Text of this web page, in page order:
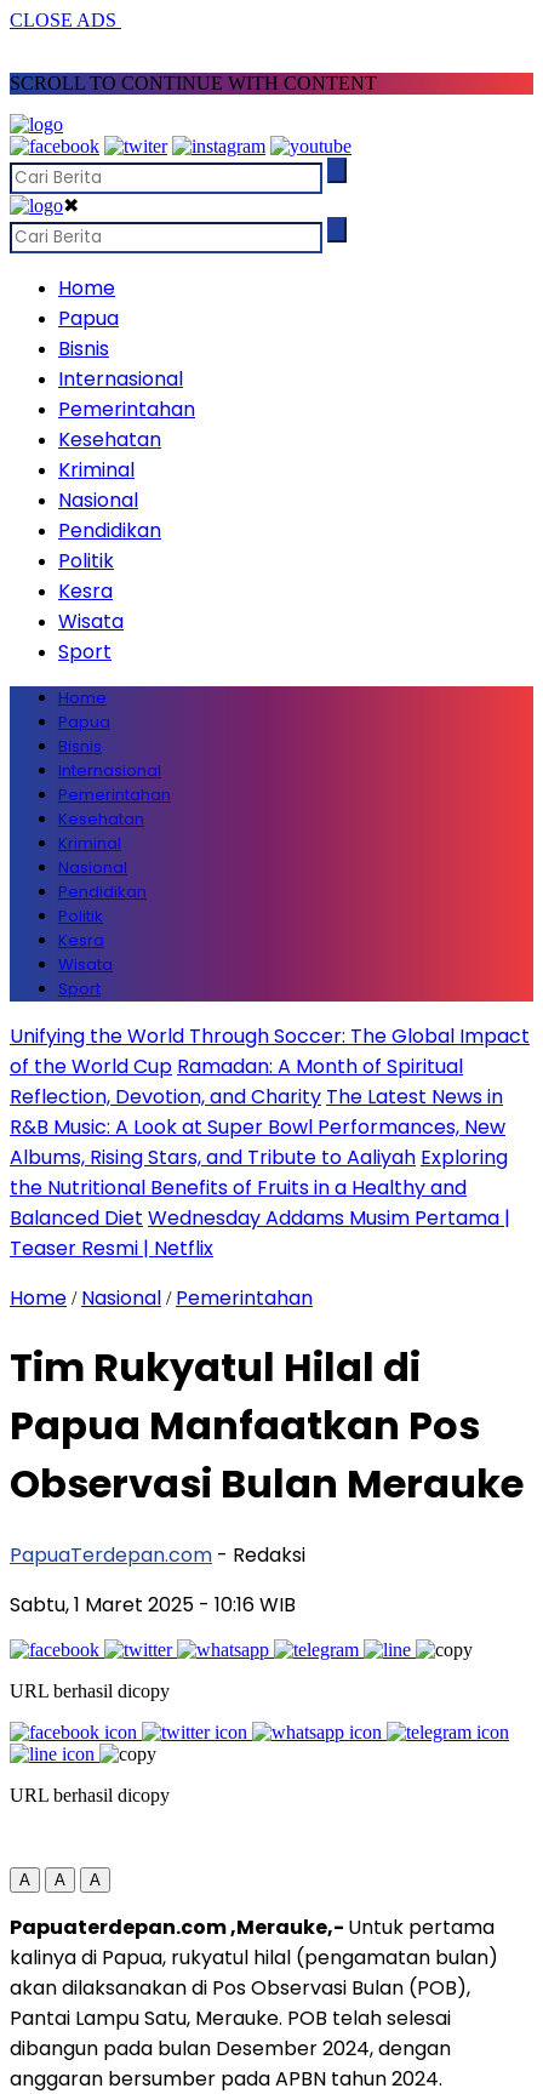
CLOSE ADS
SCROLL TO CONTINUE WITH CONTENT
✖
Home
Papua
Bisnis
Internasional
Pemerintahan
Kesehatan
Kriminal
Nasional
Pendidikan
Politik
Kesra
Wisata
Sport
Home
Papua
Bisnis
Internasional
Pemerintahan
Kesehatan
Kriminal
Nasional
Pendidikan
Politik
Kesra
Wisata
Sport
Unifying the World Through Soccer: The Global Impact
of the World Cup Ramadan: A Month of Spiritual
Reflection, Devotion, and Charity The Latest News in
R&B Music: A Look at Super Bowl Performances, New
Albums, Rising Stars, and Tribute to Aaliyah Exploring
the Nutritional Benefits of Fruits in a Healthy and
Balanced Diet Wednesday Addams Musim Pertama |
Teaser Resmi | Netflix
Home / Nasional / Pemerintahan
Tim Rukyatul Hilal di
Papua Manfaatkan Pos
Observasi Bulan Merauke
PapuaTerdepan.com - Redaksi
Sabtu, 1 Maret 2025 - 10:16 WIB
URL berhasil dicopy
URL berhasil dicopy
A A A
Papuaterdepan.com ,Merauke,- Untuk pertama
kalinya di Papua, rukyatul hilal (pengamatan bulan)
akan dilaksanakan di Pos Observasi Bulan (POB),
Pantai Lampu Satu, Merauke. POB telah selesai
dibangun pada bulan Desember 2024, dengan
anggaran bersumber pada APBN tahun 2024.